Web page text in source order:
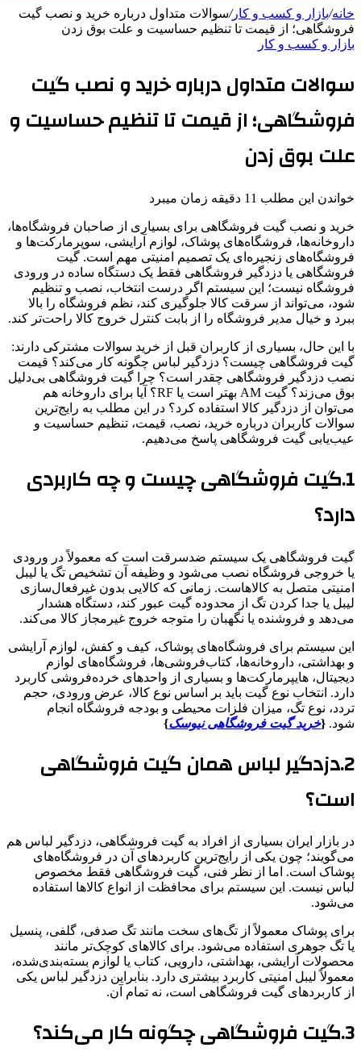
خانه/بازار و کسب و کار/سوالات متداول درباره خرید و نصب گیت
فروشگاهی؛ از قیمت تا تنظیم حساسیت و علت بوق زدن
بازار و کسب و کار
سوالات متداول درباره خرید و نصب گیت
فروشگاهی؛ از قیمت تا تنظیم حساسیت و
علت بوق زدن
خواندن این مطلب 11 دقیقه زمان میبرد
خرید و نصب گیت فروشگاهی برای بسیاری از صاحبان فروشگاه‌ها،
داروخانه‌ها، فروشگاه‌های پوشاک، لوازم آرایشی، سوپرمارکت‌ها و
فروشگاه‌های زنجیره‌ای یک تصمیم امنیتی مهم است. گیت
فروشگاهی یا دزدگیر فروشگاهی فقط یک دستگاه ساده در ورودی
فروشگاه نیست؛ این سیستم اگر درست انتخاب، نصب و تنظیم
شود، می‌تواند از سرقت کالا جلوگیری کند، نظم فروشگاه را بالا
ببرد و خیال مدیر فروشگاه را از بابت کنترل خروج کالا راحت‌تر کند.
با این حال، بسیاری از کاربران قبل از خرید سوالات مشترکی دارند:
گیت فروشگاهی چیست؟ دزدگیر لباس چگونه کار می‌کند؟ قیمت
نصب دزدگیر فروشگاهی چقدر است؟ چرا گیت فروشگاهی بی‌دلیل
بوق می‌زند؟ گیت AM بهتر است یا RF؟ آیا برای داروخانه هم
می‌توان از دزدگیر کالا استفاده کرد؟ در این مطلب به رایج‌ترین
سوالات کاربران درباره خرید، نصب، قیمت، تنظیم حساسیت و
عیب‌یابی گیت فروشگاهی پاسخ می‌دهیم.
1.گیت فروشگاهی چیست و چه کاربردی
دارد؟
گیت فروشگاهی یک سیستم ضدسرقت است که معمولاً در ورودی
یا خروجی فروشگاه نصب می‌شود و وظیفه آن تشخیص تگ یا لیبل
امنیتی متصل به کالاهاست. زمانی که کالایی بدون غیرفعال‌سازی
لیبل یا جدا کردن تگ از محدوده گیت عبور کند، دستگاه هشدار
می‌دهد و فروشنده یا نگهبان را متوجه خروج غیرمجاز کالا می‌کند.
این سیستم برای فروشگاه‌های پوشاک، کیف و کفش، لوازم آرایشی
و بهداشتی، داروخانه‌ها، کتاب‌فروشی‌ها، فروشگاه‌های لوازم
دیجیتال، هایپرمارکت‌ها و بسیاری از واحدهای خرده‌فروشی کاربرد
دارد. انتخاب نوع گیت باید بر اساس نوع کالا، عرض ورودی، حجم
تردد، نوع تگ، میزان فلزات محیطی و بودجه فروشگاه انجام
شود. {خرید گیت فروشگاهی نیوسک}
2.دزدگیر لباس همان گیت فروشگاهی
است؟
در بازار ایران بسیاری از افراد به گیت فروشگاهی، دزدگیر لباس هم
می‌گویند؛ چون یکی از رایج‌ترین کاربردهای آن در فروشگاه‌های
پوشاک است. اما از نظر فنی، گیت فروشگاهی فقط مخصوص
لباس نیست. این سیستم برای محافظت از انواع کالاها استفاده
می‌شود.
برای پوشاک معمولاً از تگ‌های سخت مانند تگ صدفی، گلفی، پنسیل
یا تگ جوهری استفاده می‌شود. برای کالاهای کوچک‌تر مانند
محصولات آرایشی، بهداشتی، دارویی، کتاب یا لوازم بسته‌بندی‌شده،
معمولاً لیبل امنیتی کاربرد بیشتری دارد. بنابراین دزدگیر لباس یکی
از کاربردهای گیت فروشگاهی است، نه تمام آن.
3.گیت فروشگاهی چگونه کار می‌کند؟